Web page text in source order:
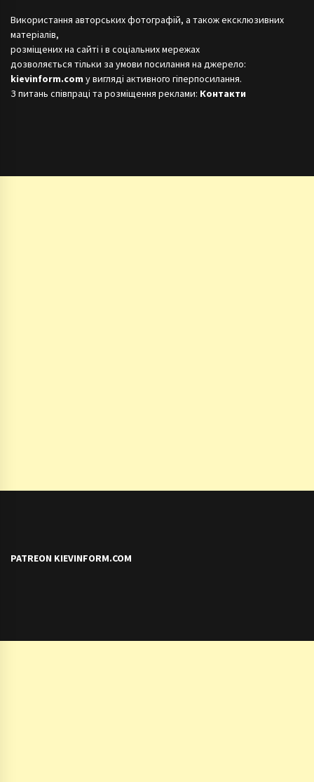
Використання авторських фотографій, а також ексклюзивних
матеріалів,
розміщених на сайті і в соціальних мережах
дозволяється тільки за умови посилання на джерело:
kievinform.com у вигляді активного гіперпосилання.
З питань співпраці та розміщення реклами: Контакти
PATREON KIEVINFORM.COM